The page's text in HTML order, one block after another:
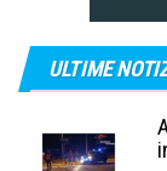
ULTIME